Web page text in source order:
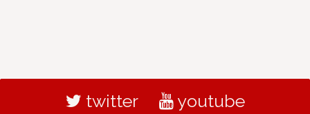
twitter youtube